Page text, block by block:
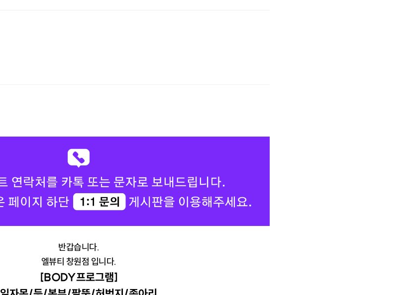
반갑습니다.
엘뷰티 창원점 입니다.
[BODY프로그램]